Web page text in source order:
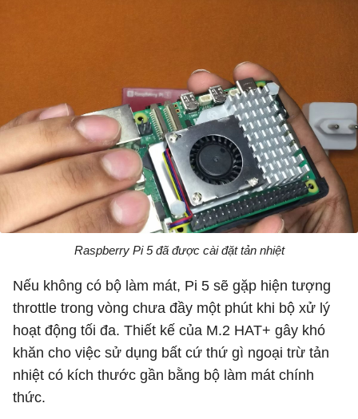
Raspberry Pi 5 đã được cài đặt tản nhiệt
Nếu không có bộ làm mát, Pi 5 sẽ gặp hiện tượng
throttle trong vòng chưa đầy một phút khi bộ xử lý
hoạt động tối đa. Thiết kế của M.2 HAT+ gây khó
khăn cho việc sử dụng bất cứ thứ gì ngoại trừ tản
nhiệt có kích thước gần bằng bộ làm mát chính
thức.